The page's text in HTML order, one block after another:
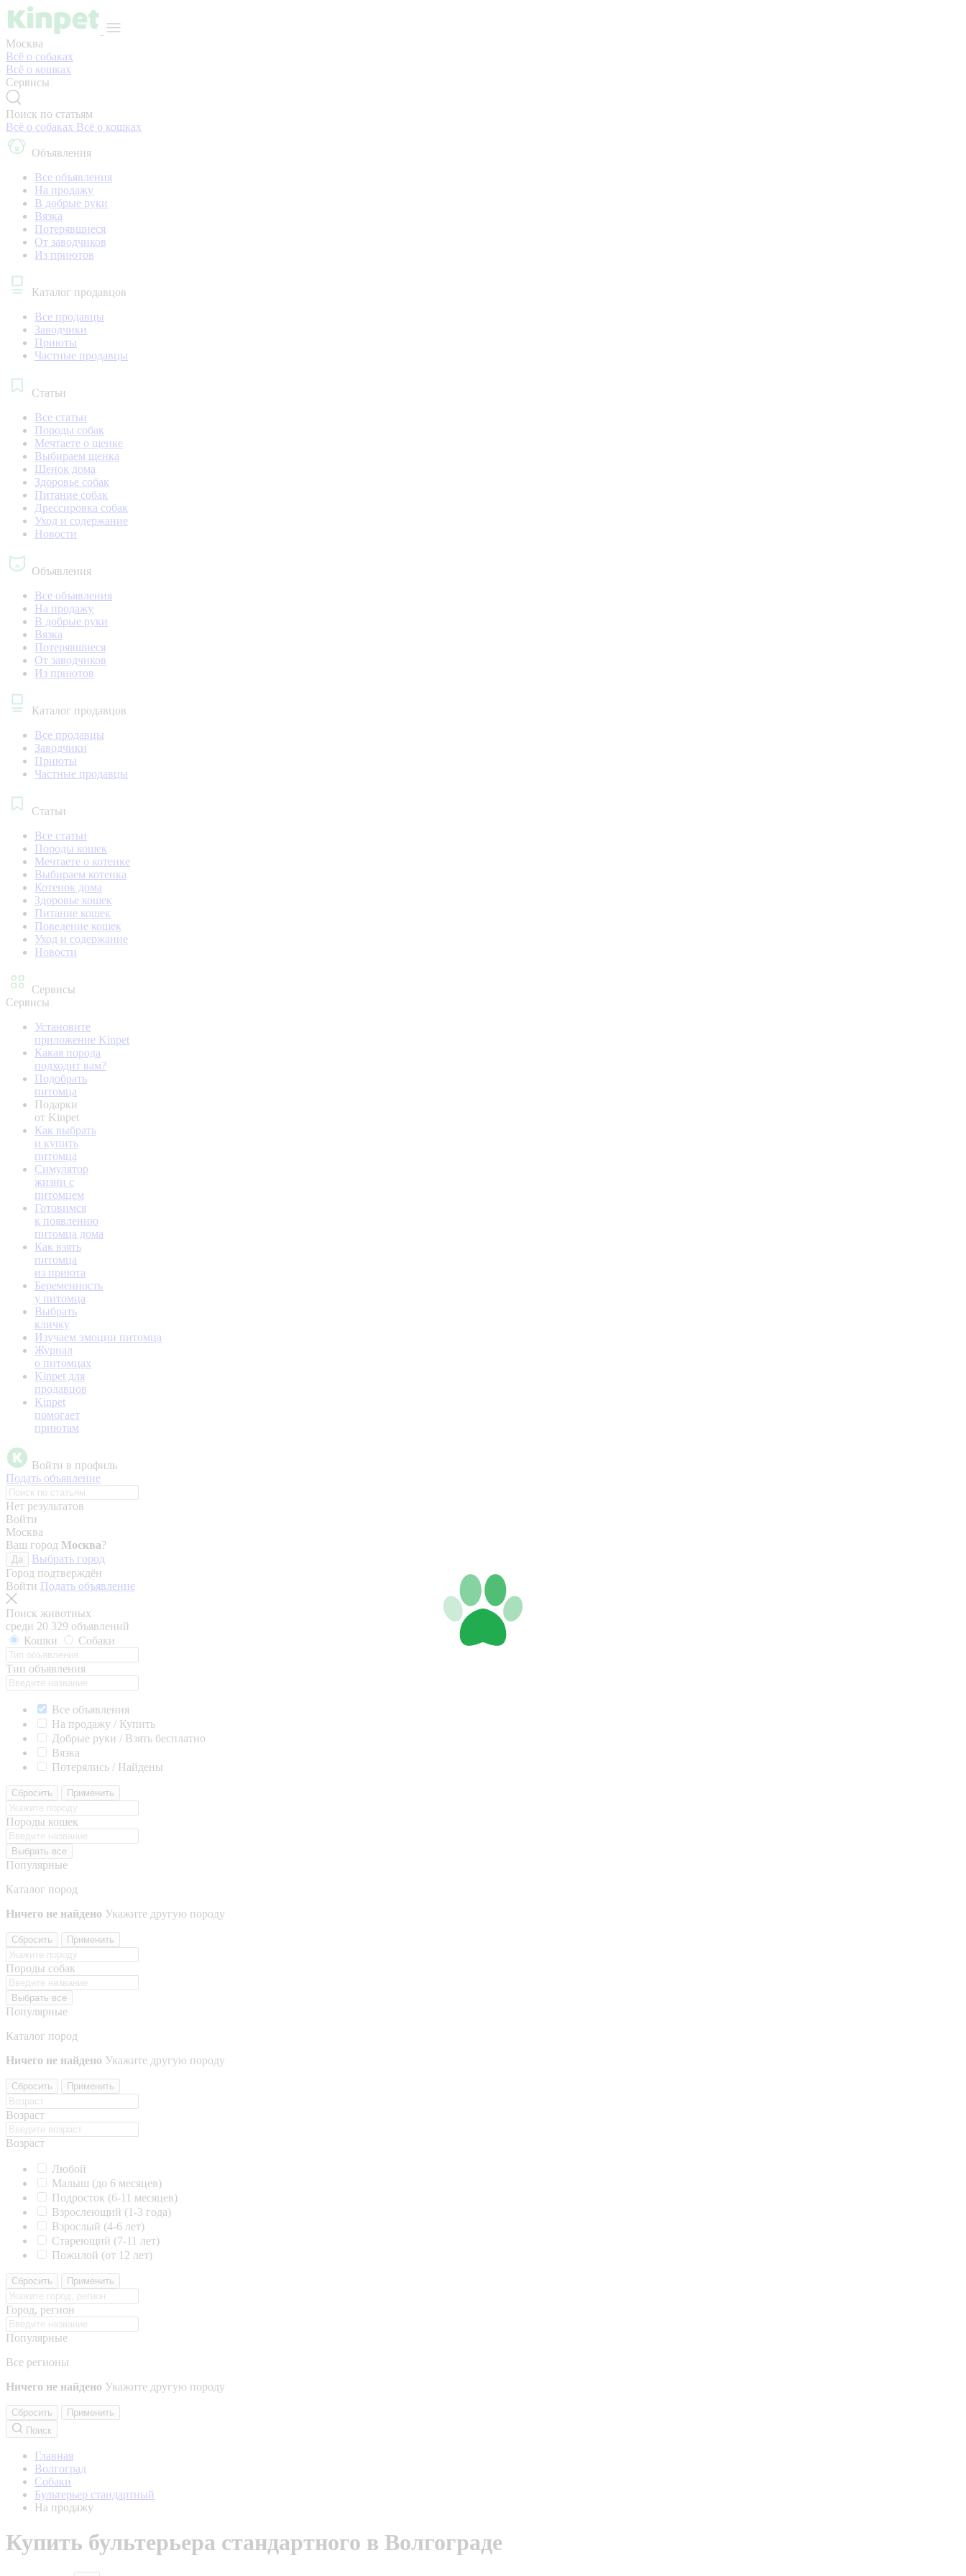
Москва
Всё о собаках
Всё о кошках
Сервисы
Поиск по статьям
Всё о собаках Всё о кошках
Объявления
Все объявления
На продажу
В добрые руки
Вязка
Потерявшиеся
От заводчиков
Из приютов
Каталог продавцов
Все продавцы
Заводчики
Приюты
Частные продавцы
Статьи
Все статьи
Породы собак
Мечтаете о щенке
Выбираем щенка
Щенок дома
Здоровье собак
Питание собак
Дрессировка собак
Уход и содержание
Новости
Объявления
Все объявления
На продажу
В добрые руки
Вязка
Потерявшиеся
От заводчиков
Из приютов
Каталог продавцов
Все продавцы
Заводчики
Приюты
Частные продавцы
Статьи
Все статьи
Породы кошек
Мечтаете о котенке
Выбираем котенка
Котенок дома
Здоровье кошек
Питание кошек
Поведение кошек
Уход и содержание
Новости
Сервисы
Сервисы
Установите
приложение Kinpet
Какая порода
подходит вам?
Подобрать
питомца
Подарки
от Kinpet
Как выбрать
и купить
питомца
Симулятор
жизни с
питомцем
Готовимся
к появлению
питомца дома
Как взять
питомца
из приюта
Беременность
у питомца
Выбрать
кличку
Изучаем эмоции питомца
Журнал
о питомцах
Kinpet для
продавцов
Kinpet
помогает
приютам
Войти в профиль
Подать объявление
Нет результатов
Войти
Москва
Ваш город Москва?
Да
Выбрать город
Город подтверждён
Войти Подать объявление
Поиск животных
среди 20 329 объявлений
Кошки
Собаки
Тип объявления
Все объявления
На продажу / Купить
Добрые руки / Взять бесплатно
Вязка
Потерялись / Найдены
Сбросить Применить
Породы кошек
Выбрать все
Популярные
Каталог пород
Ничего не найдено Укажите другую породу
Сбросить Применить
Породы собак
Выбрать все
Популярные
Каталог пород
Ничего не найдено Укажите другую породу
Сбросить Применить
Возраст
Возраст
Любой
Малыш (до 6 месяцев)
Подросток (6-11 месяцев)
Взрослеющий (1-3 года)
Взрослый (4-6 лет)
Стареющий (7-11 лет)
Пожилой (от 12 лет)
Сбросить Применить
Город, регион
Популярные
Все регионы
Ничего не найдено Укажите другую породу
Сбросить
Применить
Поиск
Главная
Волгоград
Собаки
Бультерьер стандартный
На продажу
Купить бультерьера стандартного в Волгограде